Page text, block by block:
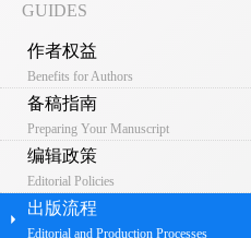
GUIDES
作者权益
Benefits for Authors
备稿指南
Preparing Your Manuscript
编辑政策
Editorial Policies
出版流程
Editorial and Production Processes